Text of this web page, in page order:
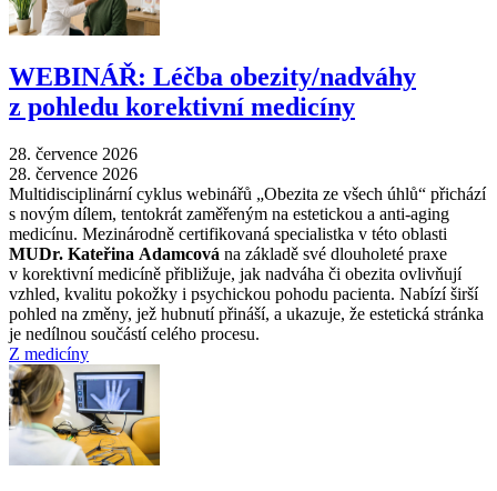
WEBINÁŘ: Léčba obezity/nadváhy
z pohledu korektivní medicíny
28. července 2026
28. července 2026
Multidisciplinární cyklus webinářů „Obezita ze všech úhlů“ přichází
s novým dílem, tentokrát zaměřeným na estetickou a anti-aging
medicínu. Mezinárodně certifikovaná specialistka v této oblasti
MUDr. Kateřina Adamcová na základě své dlouholeté praxe
v korektivní medicíně přibližuje, jak nadváha či obezita ovlivňují
vzhled, kvalitu pokožky i psychickou pohodu pacienta. Nabízí širší
pohled na změny, jež hubnutí přináší, a ukazuje, že estetická stránka
je nedílnou součástí celého procesu.
Z medicíny